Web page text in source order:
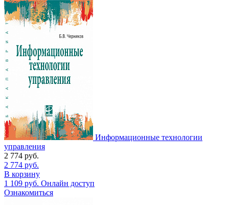
Информационные технологии
управления
2 774 руб.
2 774 руб.
В корзину
1 109 руб. Онлайн доступ
Ознакомиться